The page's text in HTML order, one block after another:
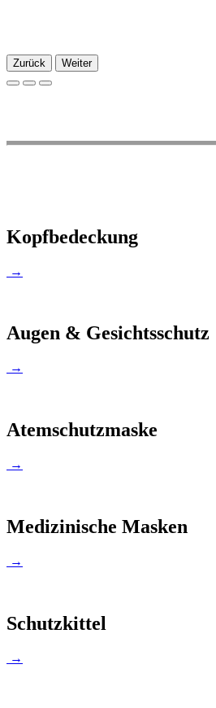
Zurück Weiter
Kopfbedeckung
→
Augen & Gesichtsschutz
→
Atemschutzmaske
→
Medizinische Masken
→
Schutzkittel
→